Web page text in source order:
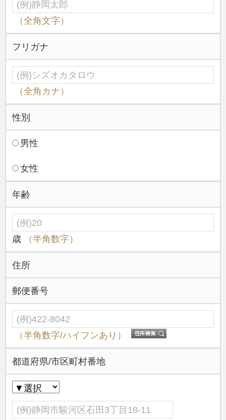
寺院紹介
寺院紹介
極楽寺
弘願寺
新光明寺
宗徳院（清水興津樹木葬）
昌林寺
宝台院・宝台院別院
玄忠寺
善然寺
東光寺
桂林寺
秀道院
石蔵院
本要寺 (自動搬送式納骨堂「永久の郷））
聖光寺（樹木葬・夫婦墓／木洩れ日の丘霊園）
久応院
宗林寺
明光寺
（全角文字）
フリガナ
（全角カナ）
性別
男性
女性
年齢
歳 （半角数字）
住所
郵便番号
（半角数字/ハイフンあり）
都道府県/市区町村番地